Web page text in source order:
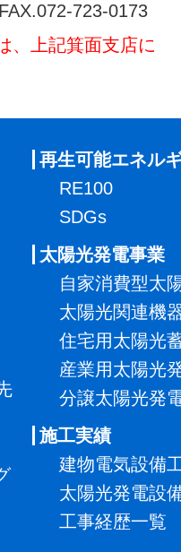
723-0173
、上記箕面支店に
再生可能エネル
RE100
SDGs
太陽光発電事業
自家消費型太
太陽光関連機
住宅用太陽光
産業用太陽光
分譲太陽光発
施工実績
建物電気設備
太陽光発電設
工事経歴一覧